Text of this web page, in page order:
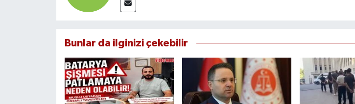
Bunlar da ilginizi çekebilir